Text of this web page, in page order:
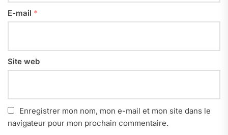
E-mail *
Site web
Enregistrer mon nom, mon e-mail et mon site dans le
navigateur pour mon prochain commentaire.